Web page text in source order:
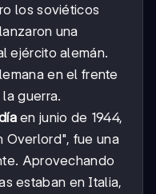
los soviéticos
una
ejército alemán.
en el frente
guerra.
en junio de 1944,
Overlord", fue una
Aprovechando
estaban en Italia,